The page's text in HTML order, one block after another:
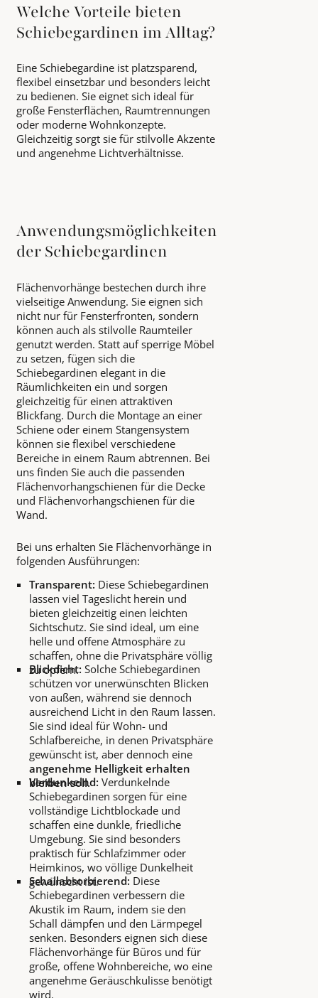
Welche Vorteile bieten
Schiebegardinen im Alltag?
Eine Schiebegardine ist platzsparend,
flexibel einsetzbar und besonders leicht
zu bedienen. Sie eignet sich ideal für
große Fensterflächen, Raumtrennungen
oder moderne Wohnkonzepte.
Gleichzeitig sorgt sie für stilvolle Akzente
und angenehme Lichtverhältnisse.
Anwendungsmöglichkeiten
der Schiebegardinen
Flächenvorhänge bestechen durch ihre
vielseitige Anwendung. Sie eignen sich
nicht nur für Fensterfronten, sondern
können auch als stilvolle Raumteiler
genutzt werden. Statt auf sperrige Möbel
zu setzen, fügen sich die
Schiebegardinen elegant in die
Räumlichkeiten ein und sorgen
gleichzeitig für einen attraktiven
Blickfang. Durch die Montage an einer
Schiene oder einem Stangensystem
können sie flexibel verschiedene
Bereiche in einem Raum abtrennen. Bei
uns finden Sie auch die passenden
Flächenvorhangschienen für die Decke
und Flächenvorhangschienen für die
Wand.
Bei uns erhalten Sie Flächenvorhänge in
folgenden Ausführungen:
Transparent: Diese Schiebegardinen
lassen viel Tageslicht herein und
bieten gleichzeitig einen leichten
Sichtschutz. Sie sind ideal, um eine
helle und offene Atmosphäre zu
schaffen, ohne die Privatsphäre völlig
zu opfern.
Blickdicht: Solche Schiebegardinen
schützen vor unerwünschten Blicken
von außen, während sie dennoch
ausreichend Licht in den Raum lassen.
Sie sind ideal für Wohn- und
Schlafbereiche, in denen Privatsphäre
gewünscht ist, aber dennoch eine
angenehme Helligkeit erhalten
bleiben soll.
Verdunkelnd: Verdunkelnde
Schiebegardinen sorgen für eine
vollständige Lichtblockade und
schaffen eine dunkle, friedliche
Umgebung. Sie sind besonders
praktisch für Schlafzimmer oder
Heimkinos, wo völlige Dunkelheit
gewünscht ist.
Schallabsorbierend: Diese
Schiebegardinen verbessern die
Akustik im Raum, indem sie den
Schall dämpfen und den Lärmpegel
senken. Besonders eignen sich diese
Flächenvorhänge für Büros und für
große, offene Wohnbereiche, wo eine
angenehme Geräuschkulisse benötigt
wird.